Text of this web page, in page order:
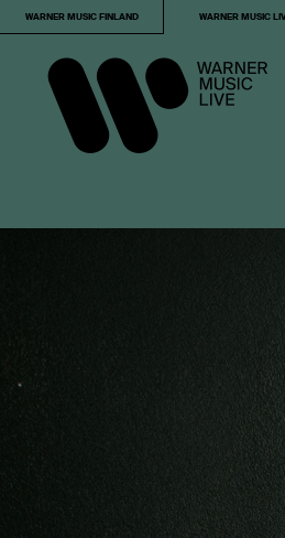
WARNER MUSIC FINLAND WARNER MUSIC